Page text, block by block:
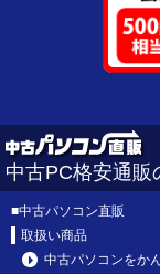
中古PC格安通販
■中古パソコン直販
取扱い商品
中古パソコンをか